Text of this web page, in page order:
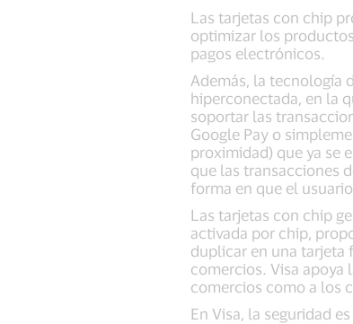
Las tarjetas con chip
optimizar los
pagos electrónicos.
Además, la tecnología
hiperconectada, en la
soportar las
Google Pay o
proximidad) que ya se
que las transacciones
forma en que el
Las tarjetas con chip
activada por chip,
duplicar en una tarjeta
comercios. Visa apoya
comercios como a los
En Visa, la seguridad